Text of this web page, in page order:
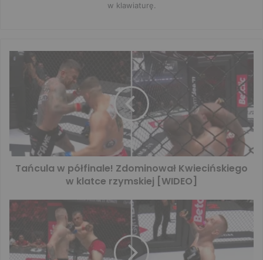
w klawiaturę.
Tańcula w półfinale! Zdominował Kwiecińskiego
w klatce rzymskiej [WIDEO]